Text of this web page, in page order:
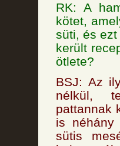
RK: A
kötet,
süti, és
került
ötlete?
BSJ: Az
nélkül,
pattannak
is néhány
sütis